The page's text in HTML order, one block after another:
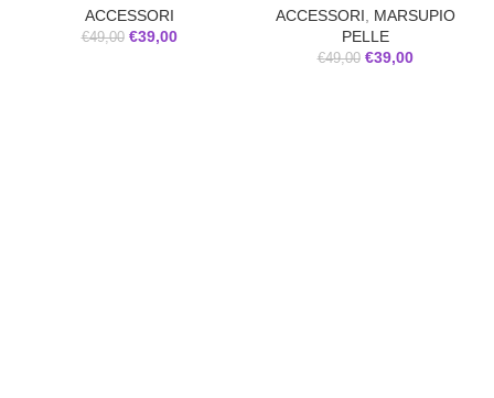
ACCESSORI
€49,00 €39,00
ACCESSORI
MARSUPIO
PELLE
€49,00 €39,00